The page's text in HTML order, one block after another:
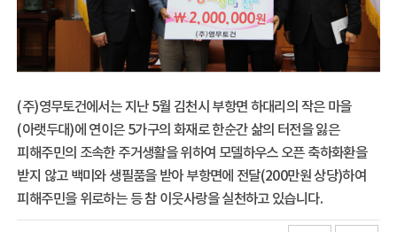
(주)영무토건에서는 지난 5월 김천시 부항면 하대리의 작은 마을
(아랫두대)에 연이은 5가구의 화재로 한순간 삶의 터전을 잃은
피해주민의 조속한 주거생활을 위하여 모델하우스 오픈 축하화환을
받지 않고 백미와 생필품을 받아 부항면에 전달(200만원 상당)하여
피해주민을 위로하는 등 참 이웃사랑을 실천하고 있습니다.